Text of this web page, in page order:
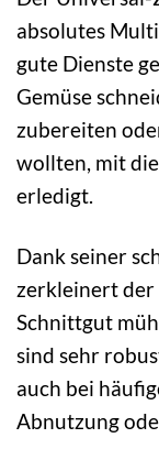
absolutes
gute Dienste
Gemüse
zubereiten
wollten, mit
erledigt.
Dank seiner
zerkleinert der
Schnittgut
sind sehr
auch bei
Abnutzung